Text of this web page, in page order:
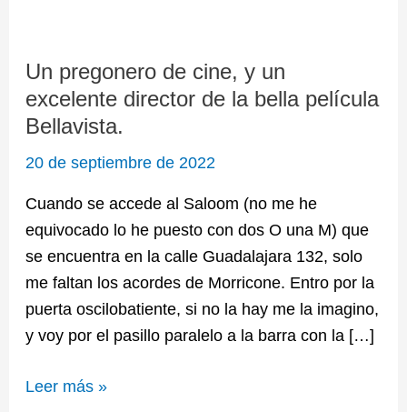
Un pregonero de cine, y un
excelente director de la bella película
Bellavista.
20 de septiembre de 2022
Cuando se accede al Saloom (no me he
equivocado lo he puesto con dos O una M) que
se encuentra en la calle Guadalajara 132, solo
me faltan los acordes de Morricone. Entro por la
puerta oscilobatiente, si no la hay me la imagino,
y voy por el pasillo paralelo a la barra con la […]
de
cine,
y
excelente
director
de
la
bella
película
Bellavista.
Leer más »